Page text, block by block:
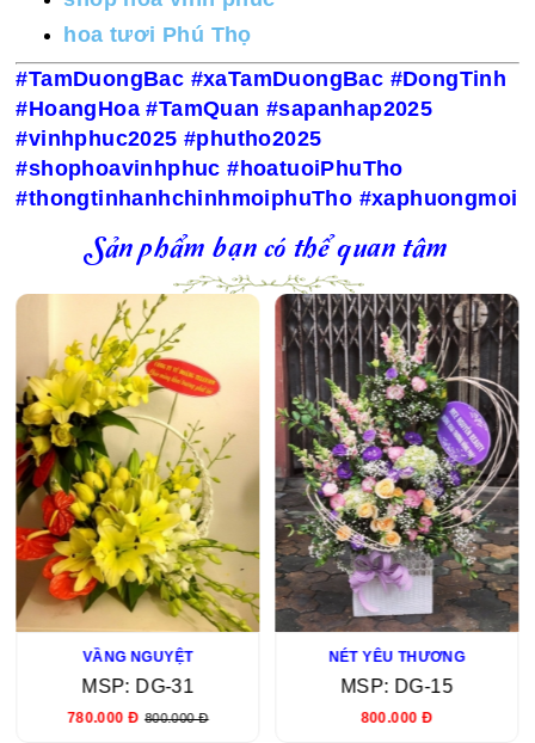
hoa tươi Phú Thọ
#TamDuongBac #xaTamDuongBac #DongTinh
#HoangHoa #TamQuan #sapanhap2025
#vinhphuc2025 #phutho2025
#shophoavinhphuc #hoatuoiPhuTho
#thongtinhanhchinhmoiphuTho #xaphuongmoi
Sản phẩm bạn có thể quan tâm
VẦNG NGUYỆT
MSP: DG-31
780.000 Đ 800.000 Đ
NÉT YÊU THƯƠNG
MSP: DG-15
800.000 Đ